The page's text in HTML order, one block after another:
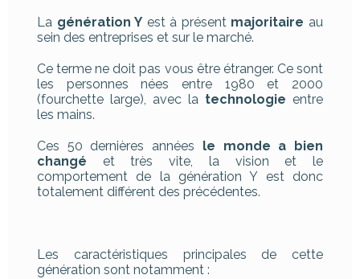
La génération Y est à présent majoritaire au
sein des entreprises et sur le marché.
Ce terme ne doit pas vous être étranger. Ce sont
les personnes nées entre 1980 et 2000
(fourchette large), avec la technologie entre
les mains.
Ces 50 dernières années le monde a bien
changé et très vite, la vision et le
comportement de la génération Y est donc
totalement différent des précédentes.
Les caractéristiques principales de cette
génération sont notamment :